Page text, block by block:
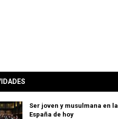
Ser joven y musulmana en la
España de hoy